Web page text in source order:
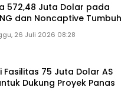
572,48 Juta Dolar pada
dan Noncaptive Tumbuh
26 Juli 2026 08:28
Fasilitas 75 Juta Dolar AS
Dukung Proyek Panas